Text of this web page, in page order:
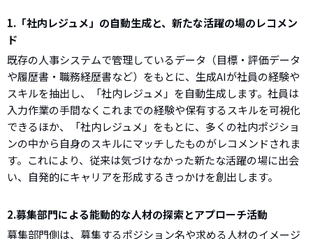
1.「社内レジュメ」の自動生成と、新たな活躍の場のレコメン
ド
既存の人事システムで管理しているデータ（目標・評価データ
や履歴書・職務経歴書など）をもとに、生成AIが社員の経験や
スキルを抽出し、「社内レジュメ」を自動生成します。社員は
入力作業の手間なくこれまでの経験や保有するスキルを可視化
できるほか、「社内レジュメ」をもとに、多くの社内ポジショ
ンの中から自身のスキルにマッチしたものがレコメンドされま
す。これにより、従来は気づけなかった新たな活躍の場に出会
い、自発的にキャリアを形成するきっかけを創出します。
2.募集部門による能動的な人材の探索とアプローチ活動
募集部門側は、募集するポジション名や求める人材のイメージ